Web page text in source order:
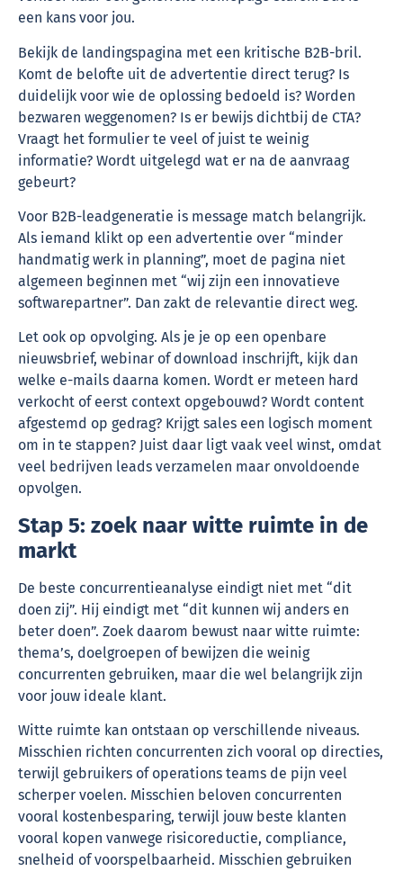
een kans voor jou.
Bekijk de landingspagina met een kritische B2B-bril.
Komt de belofte uit de advertentie direct terug? Is
duidelijk voor wie de oplossing bedoeld is? Worden
bezwaren weggenomen? Is er bewijs dichtbij de CTA?
Vraagt het formulier te veel of juist te weinig
informatie? Wordt uitgelegd wat er na de aanvraag
gebeurt?
Voor B2B-leadgeneratie is message match belangrijk.
Als iemand klikt op een advertentie over “minder
handmatig werk in planning”, moet de pagina niet
algemeen beginnen met “wij zijn een innovatieve
softwarepartner”. Dan zakt de relevantie direct weg.
Let ook op opvolging. Als je je op een openbare
nieuwsbrief, webinar of download inschrijft, kijk dan
welke e-mails daarna komen. Wordt er meteen hard
verkocht of eerst context opgebouwd? Wordt content
afgestemd op gedrag? Krijgt sales een logisch moment
om in te stappen? Juist daar ligt vaak veel winst, omdat
veel bedrijven leads verzamelen maar onvoldoende
opvolgen.
Stap 5: zoek naar witte ruimte in de
markt
De beste concurrentieanalyse eindigt niet met “dit
doen zij”. Hij eindigt met “dit kunnen wij anders en
beter doen”. Zoek daarom bewust naar witte ruimte:
thema’s, doelgroepen of bewijzen die weinig
concurrenten gebruiken, maar die wel belangrijk zijn
voor jouw ideale klant.
Witte ruimte kan ontstaan op verschillende niveaus.
Misschien richten concurrenten zich vooral op directies,
terwijl gebruikers of operations teams de pijn veel
scherper voelen. Misschien beloven concurrenten
vooral kostenbesparing, terwijl jouw beste klanten
vooral kopen vanwege risicoreductie, compliance,
snelheid of voorspelbaarheid. Misschien gebruiken